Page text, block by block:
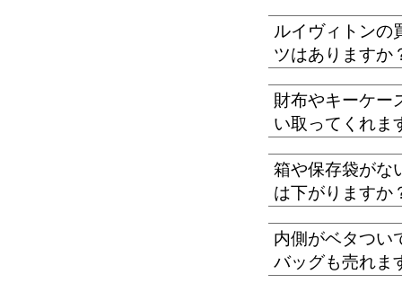
ルイヴィトンの
ツはありますか
財布やキーケー
い取ってくれま
箱や保存袋がな
は下がりますか
内側がベタつい
バッグも売れま